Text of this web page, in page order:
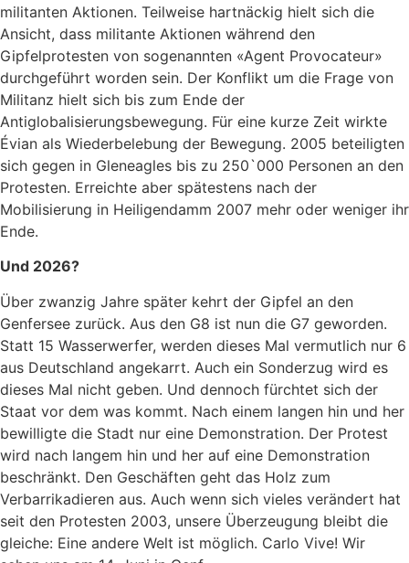
militanten Aktionen. Teilweise hartnäckig hielt sich die
Ansicht, dass militante Aktionen während den
Gipfelprotesten von sogenannten «Agent Provocateur»
durchgeführt worden sein. Der Konflikt um die Frage von
Militanz hielt sich bis zum Ende der
Antiglobalisierungsbewegung. Für eine kurze Zeit wirkte
Évian als Wiederbelebung der Bewegung. 2005 beteiligten
sich gegen in Gleneagles bis zu 250`000 Personen an den
Protesten. Erreichte aber spätestens nach der
Mobilisierung in Heiligendamm 2007 mehr oder weniger ihr
Ende.
Und 2026?
Über zwanzig Jahre später kehrt der Gipfel an den
Genfersee zurück. Aus den G8 ist nun die G7 geworden.
Statt 15 Wasserwerfer, werden dieses Mal vermutlich nur 6
aus Deutschland angekarrt. Auch ein Sonderzug wird es
dieses Mal nicht geben. Und dennoch fürchtet sich der
Staat vor dem was kommt. Nach einem langen hin und her
bewilligte die Stadt nur eine Demonstration. Der Protest
wird nach langem hin und her auf eine Demonstration
beschränkt. Den Geschäften geht das Holz zum
Verbarrikadieren aus. Auch wenn sich vieles verändert hat
seit den Protesten 2003, unsere Überzeugung bleibt die
gleiche: Eine andere Welt ist möglich. Carlo Vive! Wir